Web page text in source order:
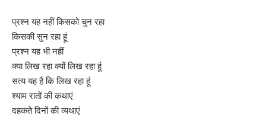
प्रश्न यह नहीं किसको चुन रहा
किसकी सुन रहा हूं
प्रश्न यह भी नहीं
क्या लिख रहा क्यों लिख रहा हूं
सत्य यह है कि लिख रहा हूं
श्याम रातों की कथाएं
दहकते दिनों की व्यथाएं